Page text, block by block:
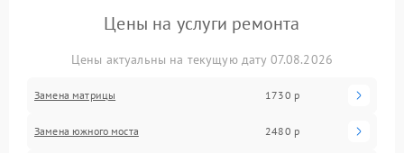
Цены на услуги ремонта
Цены актуальны на текущую дату 07.08.2026
Замена матрицы 1730 р
Замена южного моста 2480 р